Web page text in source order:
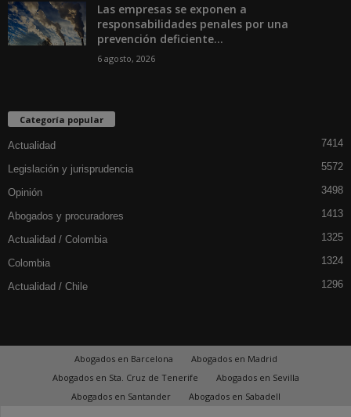
Las empresas se exponen a
responsabilidades penales por una
prevención deficiente...
6 agosto, 2026
Categoría popular
Actualidad 7414
Legislación y jurisprudencia 5572
Opinión 3498
Abogados y procuradores 1413
Actualidad / Colombia 1325
Colombia 1324
Actualidad / Chile 1296
Abogados en Barcelona
Abogados en Madrid
Abogados en Sta. Cruz de Tenerife
Abogados en Sevilla
Abogados en Santander
Abogados en Sabadell